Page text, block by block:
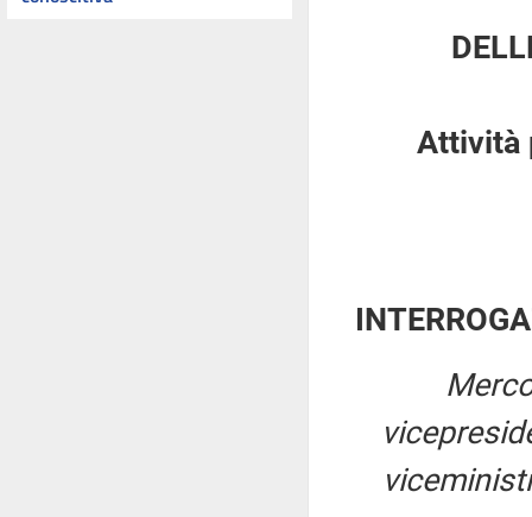
Attività